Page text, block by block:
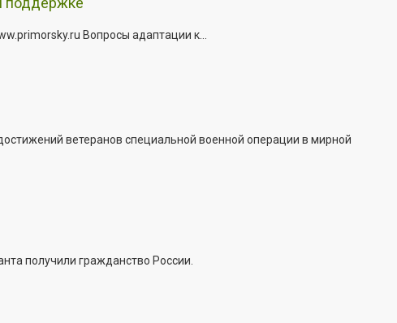
Вопросы адаптации к...
ветеранов специальной военной операции в мирной
получили гражданство России.